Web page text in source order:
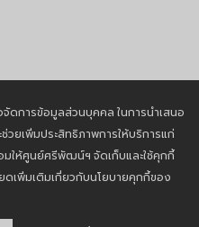
นตัว |นโยบายคุกกี้
All Rights Reserved.
ดการข้อมูลส่วนบุคคล ในการนำเสนอ
วยเพิ่มประสิทธิภาพการให้บริการแก่
มให้ศูนย์ศรีพัฒน์ฯ จัดเก็บและใช้คุกกี้
ดเพิ่มเติมเกี่ยวกับนโยบายคุกกี้ของ